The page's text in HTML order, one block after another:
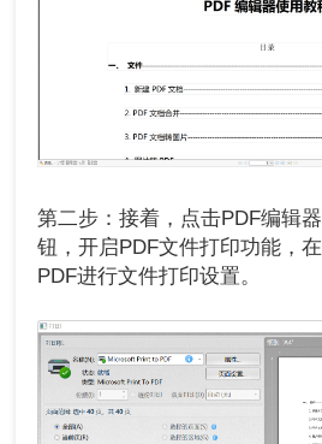
第二步：接着，点击PDF编辑
钮，开启PDF文件打印功能，
PDF进行文件打印设置。